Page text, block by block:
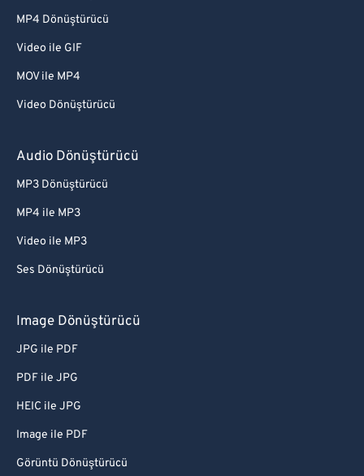
MP4 Dönüştürücü
Video ile GIF
MOV ile MP4
Video Dönüştürücü
Audio Dönüştürücü
MP3 Dönüştürücü
MP4 ile MP3
Video ile MP3
Ses Dönüştürücü
Image Dönüştürücü
JPG ile PDF
PDF ile JPG
HEIC ile JPG
Image ile PDF
Görüntü Dönüştürücü